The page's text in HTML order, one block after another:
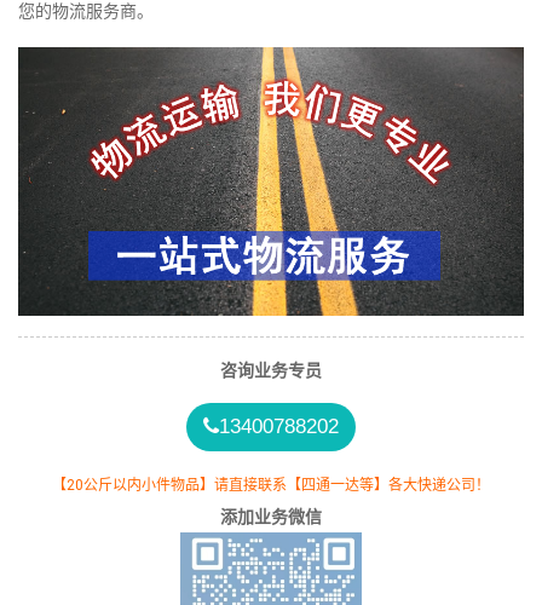
您的物流服务商。
咨询业务专员
13400788202
【20公斤以内小件物品】请直接联系【四通一达等】各大快递公司！
添加业务微信